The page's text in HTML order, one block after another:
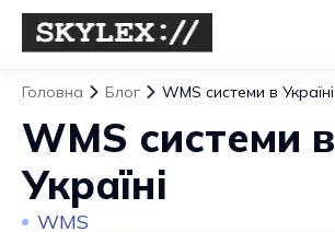
Головна Блог WMS системи в Україні
WMS системи в
Україні
WMS